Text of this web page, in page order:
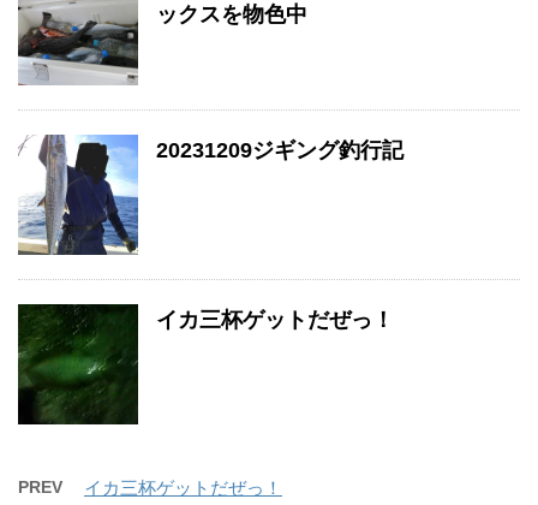
ックスを物色中
20231209ジギング釣行記
イカ三杯ゲットだぜっ！
PREV イカ三杯ゲットだぜっ！